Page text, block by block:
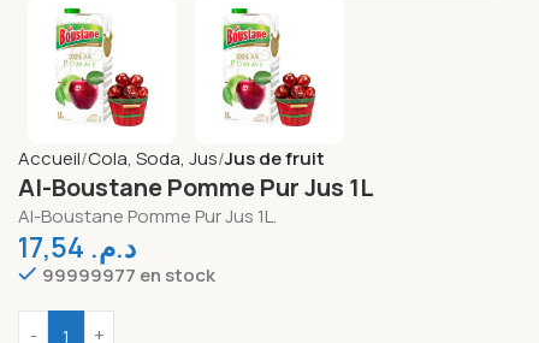
Accueil Cola, Soda, Jus Jus de fruit
Al-Boustane Pomme Pur Jus 1L
Al-Boustane Pomme Pur Jus 1L.
د.م.
99999977 en stock